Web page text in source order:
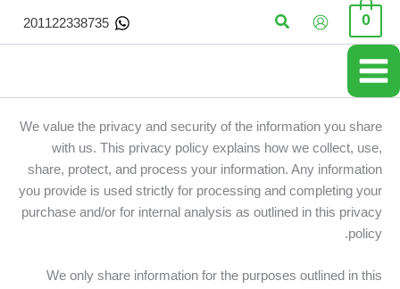
تخطي
المحتوى
0 البحث 201122338735
We value the privacy and security of the information you share
with us. This privacy policy explains how we collect, use,
share, protect, and process your information. Any information
you provide is used strictly for processing and completing your
purchase and/or for internal analysis as outlined in this privacy
policy.
We only share information for the purposes outlined in this